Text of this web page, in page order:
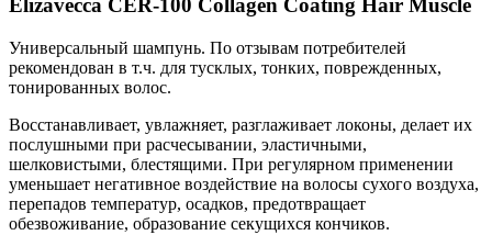
Elizavecca CER-100 Collagen Coating Hair Muscle
Универсальный шампунь. По отзывам потребителей
рекомендован в т.ч. для тусклых, тонких, поврежденных,
тонированных волос.
Восстанавливает, увлажняет, разглаживает локоны, делает их
послушными при расчесывании, эластичными,
шелковистыми, блестящими. При регулярном применении
уменьшает негативное воздействие на волосы сухого воздуха,
перепадов температур, осадков, предотвращает
обезвоживание, образование секущихся кончиков.